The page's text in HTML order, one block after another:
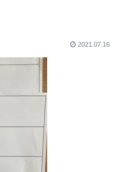
2021.07.16